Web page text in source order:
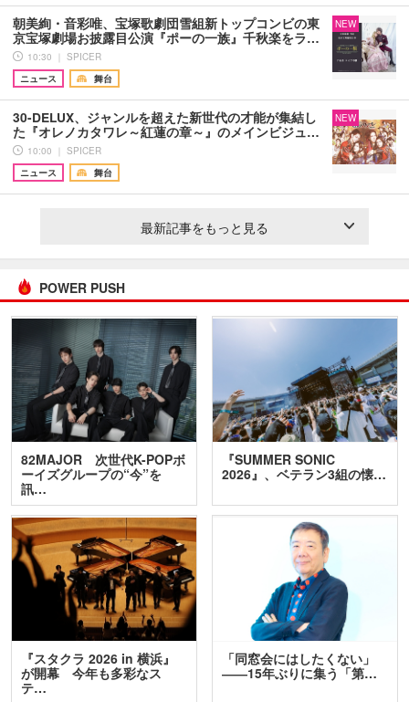
朝美絢・音彩唯、宝塚歌劇団雪組新トップコンビの東
京宝塚劇場お披露目公演『ポーの一族』千秋楽をラ…
10:30 ｜ SPICER
ニュース
舞台
NEW
30-DELUX、ジャンルを超えた新世代の才能が集結し
た『オレノカタワレ～紅蓮の章～』のメインビジュ…
10:00 ｜ SPICER
ニュース
舞台
NEW
最新記事をもっと見る
POWER PUSH
82MAJOR 次世代K-POPボ
ーイズグループの“今”を
訊…
『SUMMER SONIC
2026』、ベテラン3組の懐…
『スタクラ 2026 in 横浜』
が開幕 今年も多彩なス
テ…
「同窓会にはしたくない」
――15年ぶりに集う「第…